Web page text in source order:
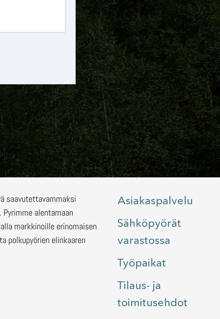
saavutettavammaksi
Pyrimme alentamaan
markkinoille erinomaisen
polkupyörien elinkaaren
Asiakaspalvelu
Sähköpyörät
varastossa
Työpaikat
Tilaus- ja
toimitusehdot